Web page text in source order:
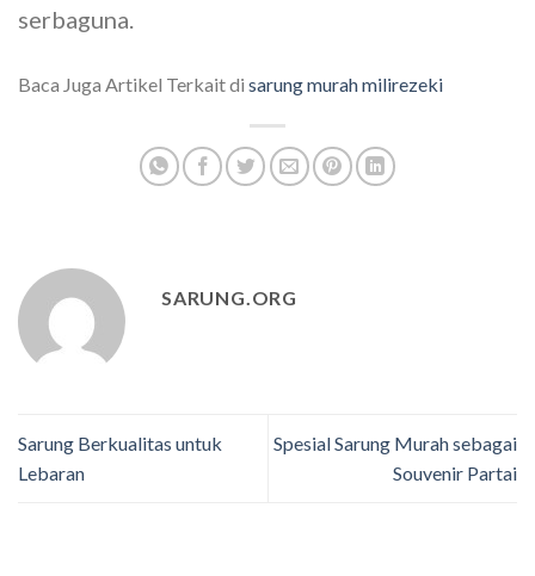
serbaguna.
Baca Juga Artikel Terkait di sarung murah milirezeki
SARUNG.ORG
Sarung Berkualitas untuk
Lebaran
Spesial Sarung Murah sebagai
Souvenir Partai